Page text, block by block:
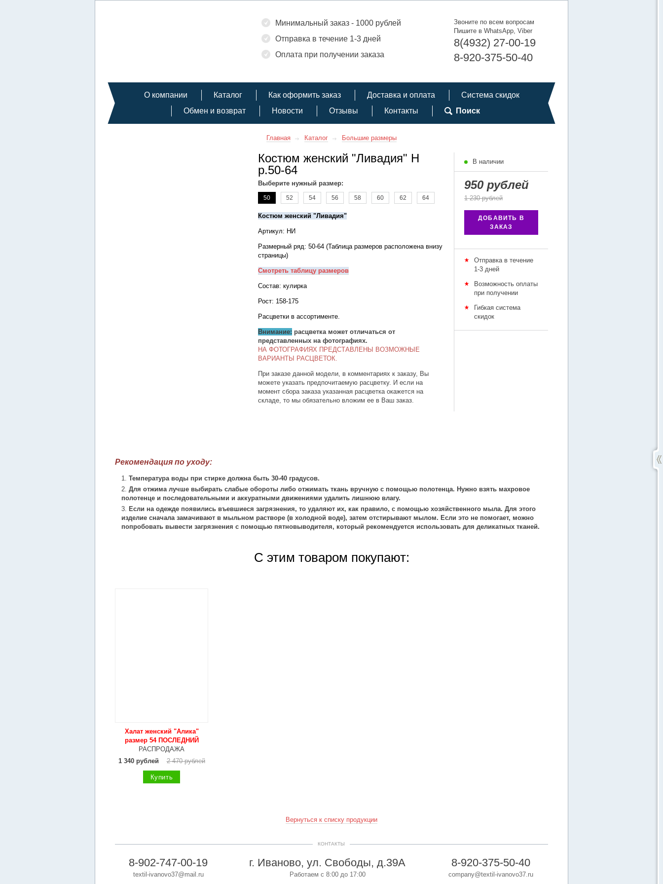
Минимальный заказ - 1000 рублей
Отправка в течение 1-3 дней
Оплата при получении заказа
Звоните по всем вопросам
Пишите в WhatsApp, Viber
8(4932) 27-00-19
8-920-375-50-40
О компании Каталог Как оформить заказ Доставка и оплата
Система скидок
Обмен и возврат
Новости Отзывы Контакты Поиск
Главная Каталог Большие размеры
Костюм женский "Ливадия" Н
р.50-64
Выберите нужный размер:
50 52 54 56 58 60 62 64
Костюм женский "Ливадия"
Артикул: НИ
Размерный ряд: 50-64 (Таблица размеров расположена внизу
страницы)
Смотреть таблицу размеров
Состав: кулирка
Рост: 158-175
Расцветки в ассортименте.
Внимание: расцветка может отличаться от
представленных на фотографиях.
НА ФОТОГРАФИЯХ ПРЕДСТАВЛЕНЫ ВОЗМОЖНЫЕ
ВАРИАНТЫ РАСЦВЕТОК.
При заказе данной модели, в комментариях к заказу, Вы
можете указать предпочитаемую расцветку. И если на
момент сбора заказа указанная расцветка окажется на
складе, то мы обязательно вложим ее в Ваш заказ.
В наличии
950 рублей
1 230 рублей
ДОБАВИТЬ В
ЗАКАЗ
Отправка в течение
1-3 дней
Возможность оплаты
при получении
Гибкая система
скидок
Рекомендация по уходу:
Температура воды при стирке должна быть 30-40 градусов.
Для отжима лучше выбирать слабые обороты либо отжимать ткань вручную с помощью полотенца. Нужно взять махровое
полотенце и последовательными и аккуратными движениями удалить лишнюю влагу.
Если на одежде появились въевшиеся загрязнения, то удаляют их, как правило, с помощью хозяйственного мыла. Для этого
изделие сначала замачивают в мыльном растворе (в холодной воде), затем отстирывают мылом. Если это не помогает, можно
попробовать вывести загрязнения с помощью пятновыводителя, который рекомендуется использовать для деликатных тканей.
С этим товаром покупают:
Халат женский "Алика"
размер 54 ПОСЛЕДНИЙ
РАСПРОДАЖА
1 340 рублей
2 470 рублей
Купить
Вернуться к списку продукции
КОНТАКТЫ
8-902-747-00-19
textil-ivanovo37@mail.ru
г. Иваново, ул. Свободы, д.39А
Работаем с 8:00 до 17:00
8-920-375-50-40
company@textil-ivanovo37.ru